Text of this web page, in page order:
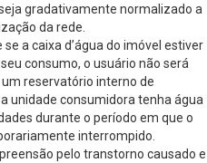
gradativamente normalizado a
da rede.
a caixa d’água do imóvel estiver
consumo, o usuário não será
reservatório interno de
unidade consumidora tenha água
durante o período em que o
interrompido.
pelo transtorno causado e